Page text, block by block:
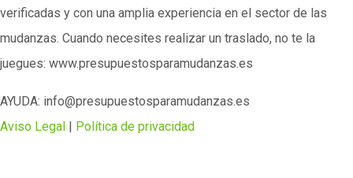
verificadas y con una amplia experiencia en el sector de las
mudanzas. Cuando necesites realizar un traslado, no te la
juegues: www.presupuestosparamudanzas.es
AYUDA: info@presupuestosparamudanzas.es
Aviso Legal
Política de privacidad